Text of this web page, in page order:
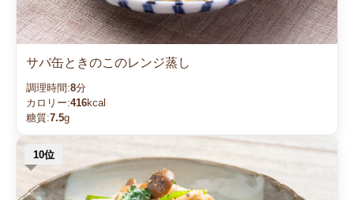
サバ缶ときのこのレンジ蒸し
調理時間:8分
カロリー:416kcal
糖質:7.5g